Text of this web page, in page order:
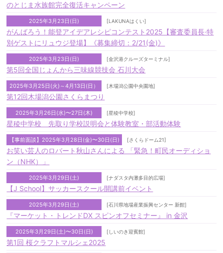
のとじま水族館完全復活キャンペーン
2025年3月23日(日) [LAKUNAはくい]
がんばろう！能登アイデアレシピコンテスト2025【審査委員長·特
別ゲストにリュウジ登場】《募集締切：2/21(金)》
2025年3月23日(日) [金沢港クルーズターミナル]
第5回全国じょんから三味線競技会 石川大会
2025年3月25日(火)～4月13日(日） [木場潟公園中央園地]
第12回木場潟公園さくらまつり
2025年3月26日(水)〜27日(木) [星稜中学校]
星稜中学校 先取り学校説明会と体験教室・部活動体験
【事前面談】2025年3月28日(金)〜30日(日) [さくらドーム21]
お笑い芸人のロバート秋山さんによる 「緊急！町民オーディショ
ン（NHK）」
2025年3月29日(土) [ナダスタ内灘多目的広場]
【J School】サッカースクール開講前イベント
2025年3月29日(土) [石川県地場産業振興センター 新館]
『マーケット・トレンドDX スピンオフセミナー』 in 金沢
2025年3月29日(土)〜30日(日) [しいのき迎賓館]
第1回 桜クラフトマルシェ2025